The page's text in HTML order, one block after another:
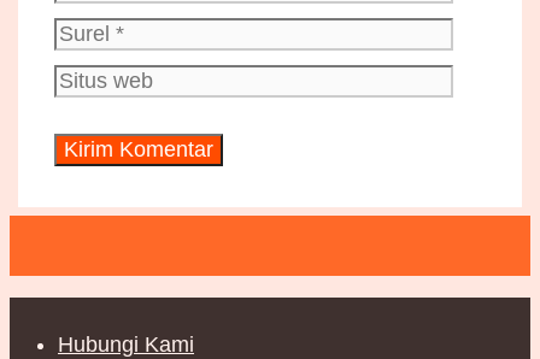
Hubungi Kami